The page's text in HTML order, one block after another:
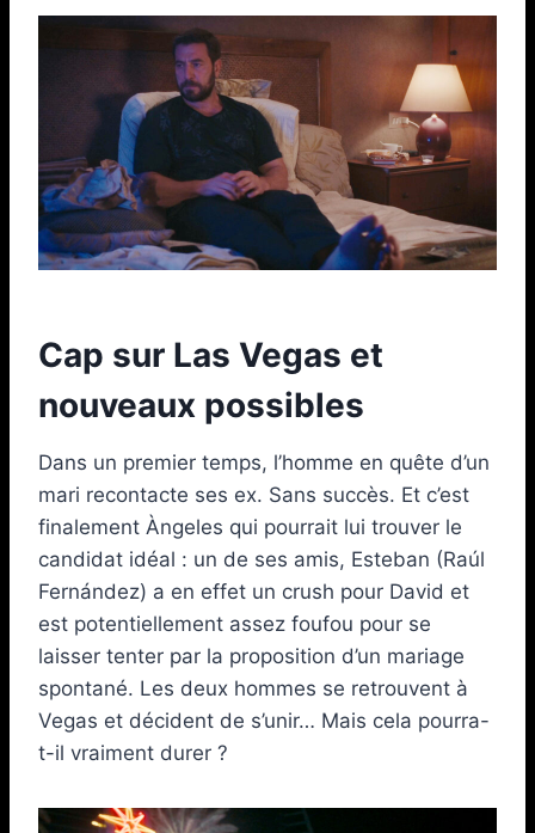
Cap sur Las Vegas et
nouveaux possibles
Dans un premier temps, l’homme en quête d’un
mari recontacte ses ex. Sans succès. Et c’est
finalement Àngeles qui pourrait lui trouver le
candidat idéal : un de ses amis, Esteban (Raúl
Fernández) a en effet un crush pour David et
est potentiellement assez foufou pour se
laisser tenter par la proposition d’un mariage
spontané. Les deux hommes se retrouvent à
Vegas et décident de s’unir… Mais cela pourra-
t-il vraiment durer ?